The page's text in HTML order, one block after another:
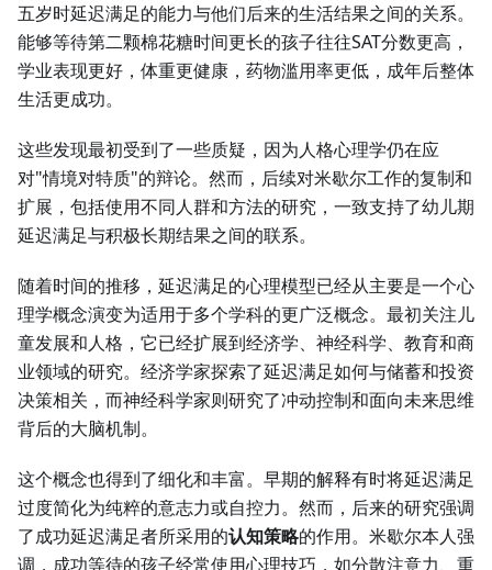
五岁时延迟满足的能力与他们后来的生活结果之间的关系。
能够等待第二颗棉花糖时间更长的孩子往往SAT分数更高，
学业表现更好，体重更健康，药物滥用率更低，成年后整体
生活更成功。
这些发现最初受到了一些质疑，因为人格心理学仍在应
对"情境对特质"的辩论。然而，后续对米歇尔工作的复制和
扩展，包括使用不同人群和方法的研究，一致支持了幼儿期
延迟满足与积极长期结果之间的联系。
随着时间的推移，延迟满足的心理模型已经从主要是一个心
理学概念演变为适用于多个学科的更广泛概念。最初关注儿
童发展和人格，它已经扩展到经济学、神经科学、教育和商
业领域的研究。经济学家探索了延迟满足如何与储蓄和投资
决策相关，而神经科学家则研究了冲动控制和面向未来思维
背后的大脑机制。
这个概念也得到了细化和丰富。早期的解释有时将延迟满足
过度简化为纯粹的意志力或自控力。然而，后来的研究强调
了成功延迟满足者所采用的认知策略的作用。米歇尔本人强
调，成功等待的孩子经常使用心理技巧，如分散注意力、重